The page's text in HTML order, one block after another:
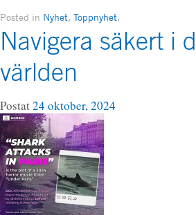
Posted in Nyhet, Toppnyhet.
Navigera säkert i
världen
Postat24 oktober, 2024